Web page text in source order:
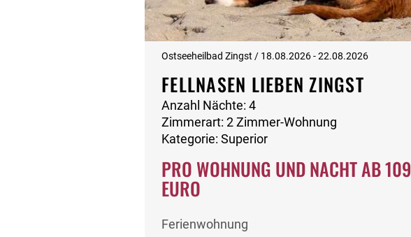
Ostseeheilbad Zingst / 18.08.2026 - 22.08.2026
FELLNASEN LIEBEN ZINGST
Anzahl Nächte: 4
Zimmerart: 2 Zimmer-Wohnung
Kategorie: Superior
PRO WOHNUNG UND NACHT AB 109
EURO
Ferienwohnung